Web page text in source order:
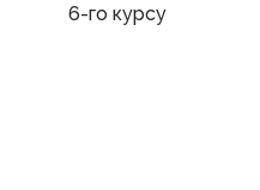
6-го курсу